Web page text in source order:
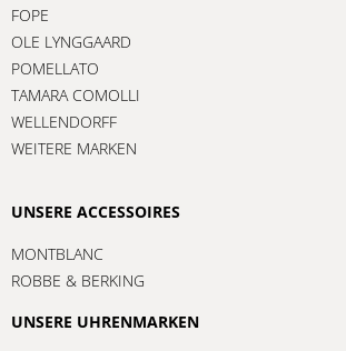
FOPE
OLE LYNGGAARD
POMELLATO
TAMARA COMOLLI
WELLENDORFF
WEITERE MARKEN
UNSERE ACCESSOIRES
MONTBLANC
ROBBE & BERKING
UNSERE UHRENMARKEN